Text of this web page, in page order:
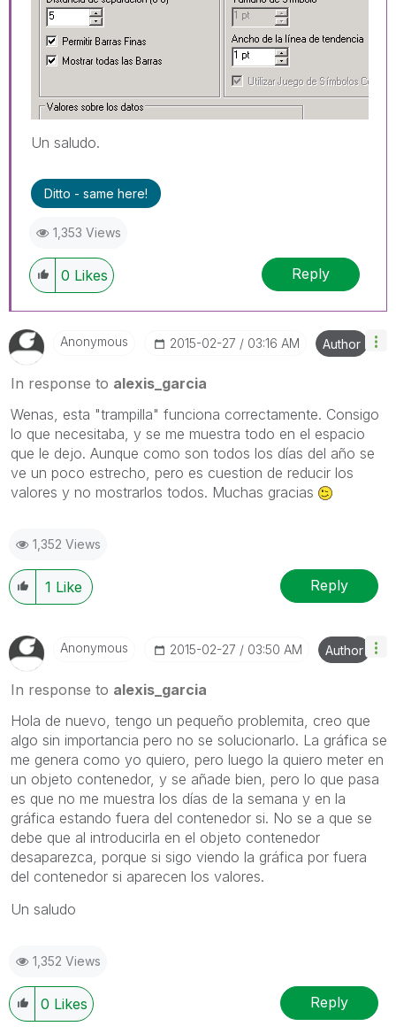
Un saludo.
Ditto - same here!
1,353 Views
0 Likes Reply
Anonymous ‎2015-02-27 03:16 AM Author
In response to alexis_garcia
Wenas, esta "trampilla" funciona correctamente. Consigo
lo que necesitaba, y se me muestra todo en el espacio
que le dejo. Aunque como son todos los días del año se
ve un poco estrecho, pero es cuestion de reducir los
valores y no mostrarlos todos. Muchas gracias
1,352 Views
1 Like Reply
Anonymous ‎2015-02-27 03:50 AM Author
In response to alexis_garcia
Hola de nuevo, tengo un pequeño problemita, creo que
algo sin importancia pero no se solucionarlo. La gráfica se
me genera como yo quiero, pero luego la quiero meter en
un objeto contenedor, y se añade bien, pero lo que pasa
es que no me muestra los días de la semana y en la
gráfica estando fuera del contenedor si. No se a que se
debe que al introducirla en el objeto contenedor
desaparezca, porque si sigo viendo la gráfica por fuera
del contenedor si aparecen los valores.
Un saludo
1,352 Views
0 Likes Reply